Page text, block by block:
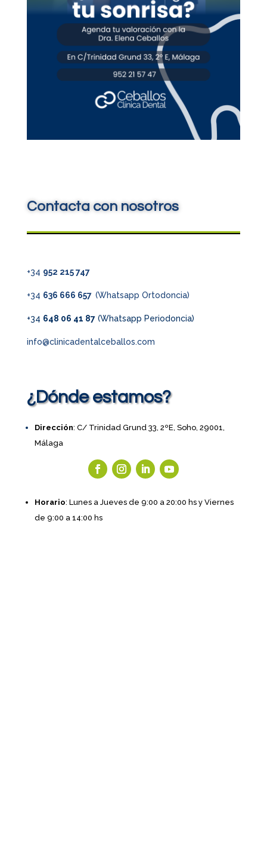
Contacta con nosotros
+34 952 215 747
+34 636 666 657 (Whatsapp Ortodoncia)
+34 648 06 41 87(Whatsapp Periodoncia)
info@clinicadentalceballos.com
¿Dónde estamos?
Dirección: C/ Trinidad Grund 33, 2ºE, Soho, 29001,
Málaga
Horario: Lunes a Jueves de 9:00 a 20:00 hs y Viernes
de 9:00 a 14:00 hs